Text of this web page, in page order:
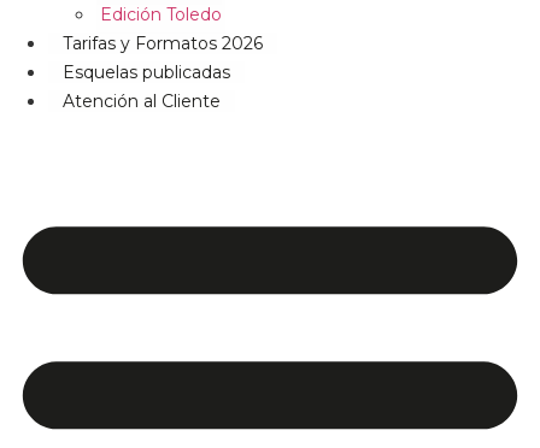
Edición Toledo
Tarifas y Formatos 2026
Esquelas publicadas
Atención al Cliente